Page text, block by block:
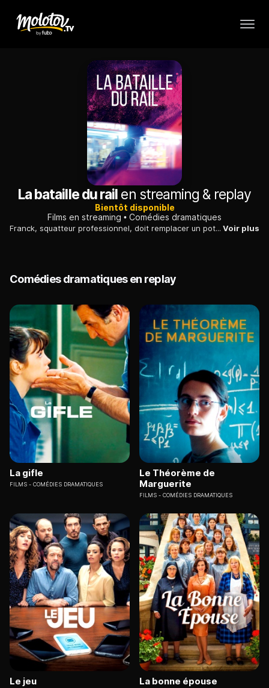
La bataille du rail en streaming & replay
Bientôt disponible
Films en streaming
Comédies dramatiques
Franck, squatteur professionnel, doit remplacer un pote dealeur pour la nuit s’il veut crécher chez lui. Le problème, c’est que Franck n’a jamais dealé … Il n'est pas près d'oublier ses nouveaux clients, plus tarés les uns que les autres. Voir plus
Comédies dramatiques en replay
La gifle
FILMS COMÉDIES DRAMATIQUES
Le Théorème de
Marguerite
FILMS COMÉDIES DRAMATIQUES
Le jeu La bonne épouse